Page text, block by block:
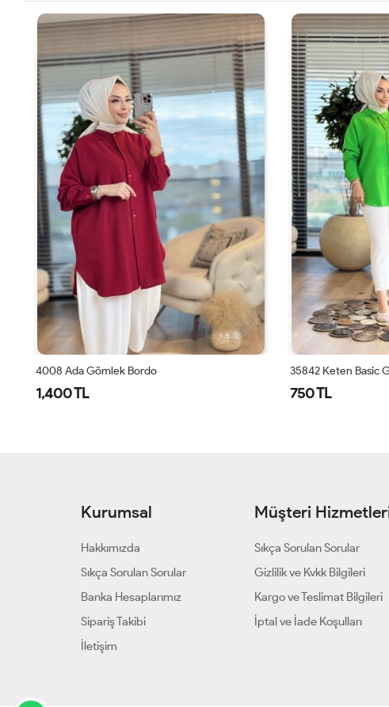
4008 Ada Gömlek Bordo
1,400 TL
35842 Keten Basic
750 TL
Kurumsal
Hakkımızda
Sıkça Sorulan Sorular
Banka Hesaplarımız
Sipariş Takibi
İletişim
Müşteri
Sıkça Sorulan Sorular
Gizlilik ve Kvkk Bilgileri
Kargo ve Teslimat Bilgileri
İptal ve İade Koşulları